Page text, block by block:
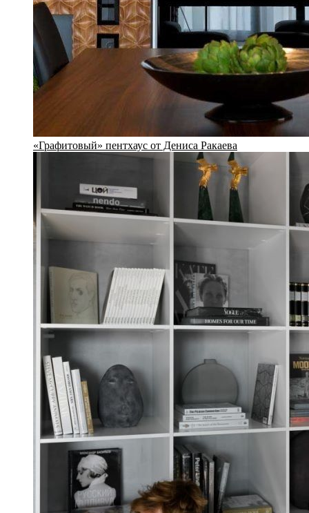
«Графитовый» пентхаус от Дениса Ракаева